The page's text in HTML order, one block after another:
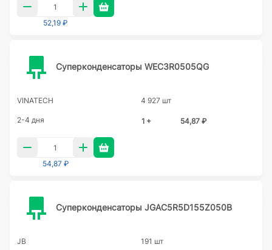
52,19 ₽
Суперконденсаторы WEC3R0505QG
VINATECH 4 927 шт
2-4 дня 1 + 54,87 ₽
54,87 ₽
Суперконденсаторы JGAC5R5D155Z050B
JB 191 шт